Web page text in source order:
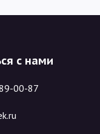
с нами
00-87